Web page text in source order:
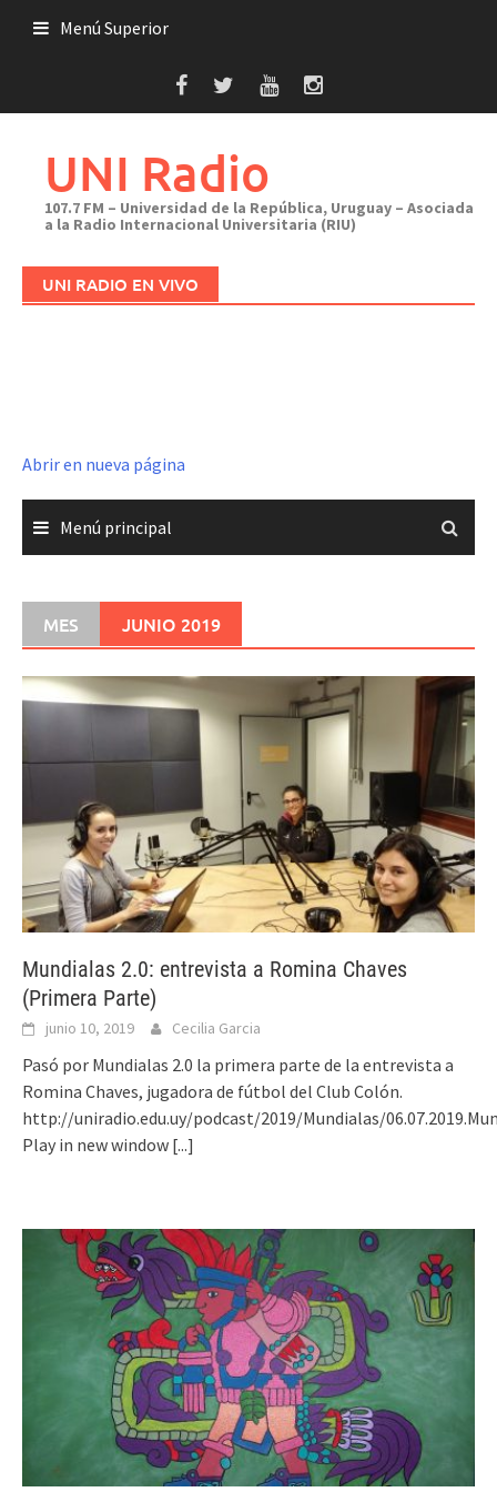
Menú Superior
UNI Radio
107.7 FM – Universidad de la República, Uruguay – Asociada
a la Radio Internacional Universitaria (RIU)
UNI RADIO EN VIVO
Abrir en nueva página
Menú principal
MES JUNIO 2019
Mundialas 2.0: entrevista a Romina Chaves
(Primera Parte)
junio 10, 2019 Cecilia Garcia
Pasó por Mundialas 2.0 la primera parte de la entrevista a
Romina Chaves, jugadora de fútbol del Club Colón.
http://uniradio.edu.uy/podcast/2019/Mundialas/
Play in new window [...]